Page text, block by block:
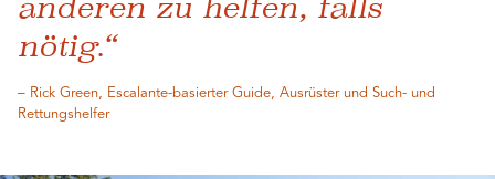
anderen zu helfen, falls
nötig.“
– Rick Green, Escalante-basierter Guide, Ausrüster und Such- und
Rettungshelfer